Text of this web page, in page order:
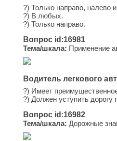
?) Только направо, налево
?) В любых.
?) Только направо.
Вопрос id:16981
Тема/шкала: Применение
Водитель легкового
?) Имеет
?) Должен уступить дорогу
Вопрос id:16982
Тема/шкала: Дорожные